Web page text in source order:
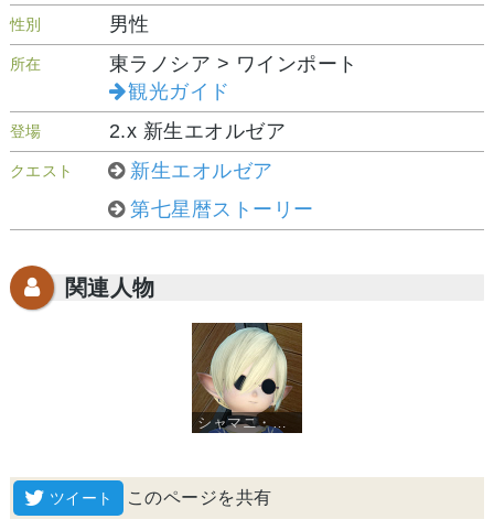
性別 男性
所在
東ラノシア > ワインポート
観光ガイド
登場 2.x 新生エオルゼア
クエスト
新生エオルゼア
第七星暦ストーリー
関連人物
シャマニ・ローマニ
このページを共有